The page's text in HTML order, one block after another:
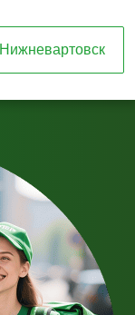
Нижневартовск